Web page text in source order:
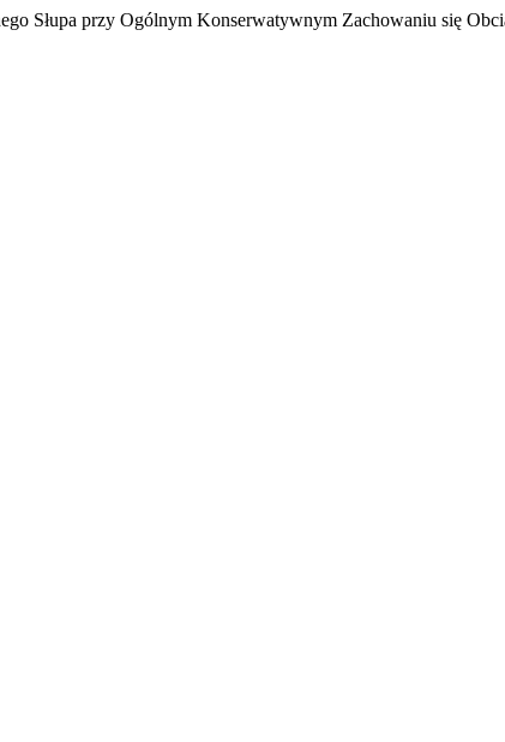
Słupa przy Ogólnym Konserwatywnym Zachowaniu się